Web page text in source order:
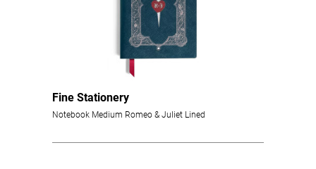
Fine Stationery
Notebook Medium Romeo & Juliet Lined